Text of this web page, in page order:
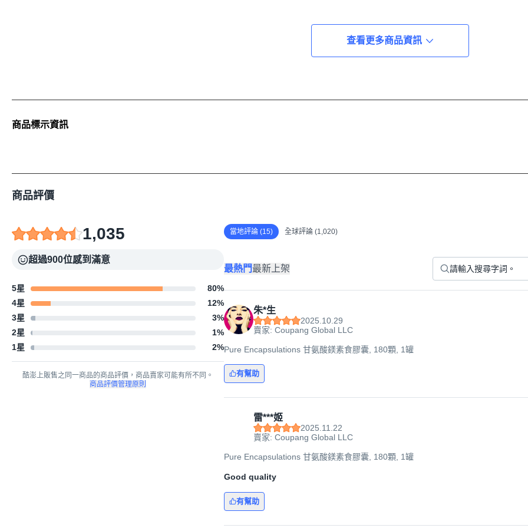
查看更多商品資訊
商品標示資訊
商品評價
1,035
超過900位感到滿意
5星 80%
4星
12%
3星
3%
2星
1%
1星
2%
酷澎上販售之同一商品的商品評價，商品賣家可能有所不同。
商品評價管理原則
當地評論 (15) 全球評論 (1,020)
最熱門最新上架
朱*生
2025.10.29
賣家: Coupang Global LLC
Pure Encapsulations 甘氨酸鎂素食膠囊, 180顆, 1罐
有幫助
雷***姬
2025.11.22
賣家: Coupang Global LLC
Pure Encapsulations 甘氨酸鎂素食膠囊, 180顆, 1罐
Good quality
有幫助